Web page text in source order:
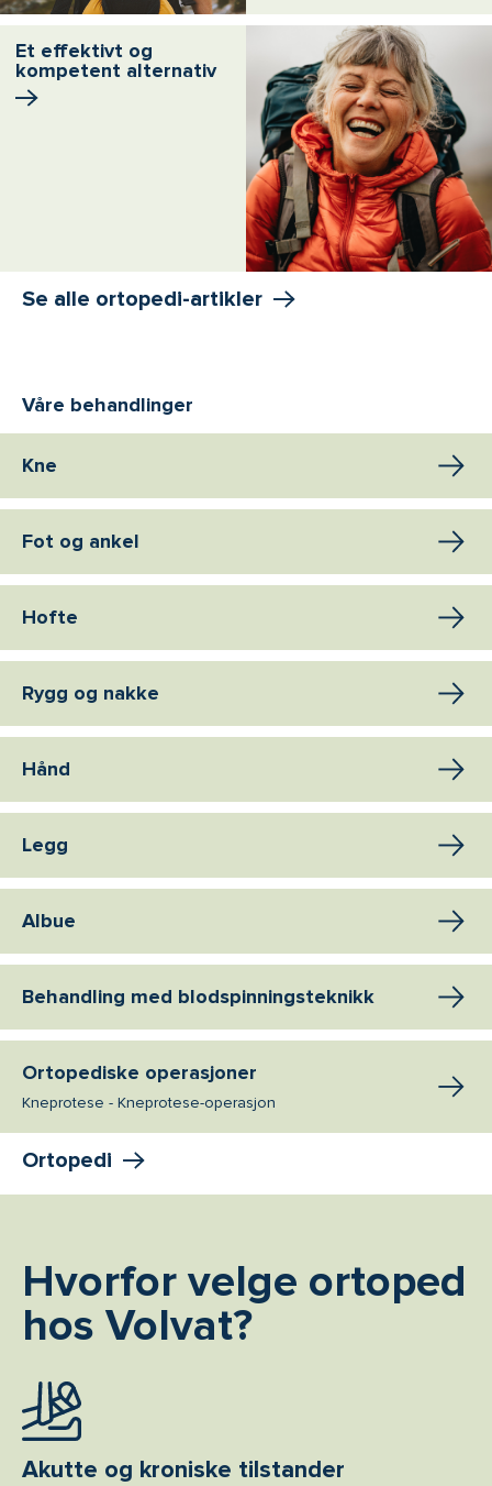
Et effektivt og
kompetent alternativ
Se alle ortopedi-artikler
Våre behandlinger
Kne
Fot og ankel
Hofte
Rygg og nakke
Hånd
Legg
Albue
Behandling med blodspinningsteknikk
Ortopediske operasjoner
Kneprotese - Kneprotese-operasjon
Ortopedi
Hvorfor velge ortoped
hos Volvat?
Akutte og kroniske tilstander